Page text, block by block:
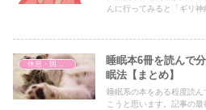
んに行ってみると「ギリ
休息・回復・不調対策
睡眠本6冊を読んで
眠法【まとめ】
睡眠系の本をある程度読
こうと思います。記事の